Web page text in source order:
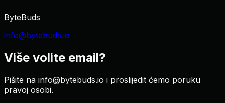
ByteBuds
info@bytebuds.io
Više volite email?
Pišite na info@bytebuds.io i proslijedit ćemo poruku
pravoj osobi.